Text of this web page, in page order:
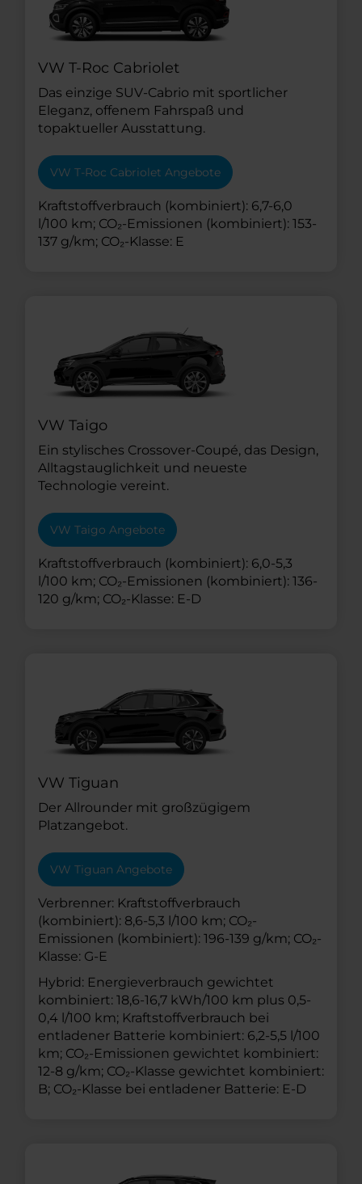
VW T-Roc Cabriolet
Das einzige SUV-Cabrio mit sportlicher
Eleganz, offenem Fahrspaß und
topaktueller Ausstattung.
VW T-Roc Cabriolet Angebote
Kraftstoffverbrauch (kombiniert): 6,7-6,0
l/100 km; CO₂-Emissionen (kombiniert): 153-
137 g/km; CO₂-Klasse: E
VW Taigo
Ein stylisches Crossover-Coupé, das Design,
Alltagstauglichkeit und neueste
Technologie vereint.
VW Taigo Angebote
Kraftstoffverbrauch (kombiniert): 6,0-5,3
l/100 km; CO₂-Emissionen (kombiniert): 136-
120 g/km; CO₂-Klasse: E-D
VW Tiguan
Der Allrounder mit großzügigem
Platzangebot.
VW Tiguan Angebote
Verbrenner: Kraftstoffverbrauch
(kombiniert): 8,6-5,3 l/100 km; CO₂-
Emissionen (kombiniert): 196-139 g/km; CO₂-
Klasse: G-E
Hybrid: Energieverbrauch gewichtet
kombiniert: 18,6-16,7 kWh/100 km plus 0,5-
0,4 l/100 km; Kraftstoffverbrauch bei
entladener Batterie kombiniert: 6,2-5,5 l/100
km; CO₂-Emissionen gewichtet kombiniert:
12-8 g/km; CO₂-Klasse gewichtet kombiniert:
B; CO₂-Klasse bei entladener Batterie: E-D